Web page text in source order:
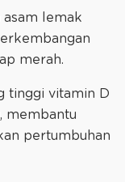
asam lemak
merah.
tinggi vitamin D
membantu
pertumbuhan